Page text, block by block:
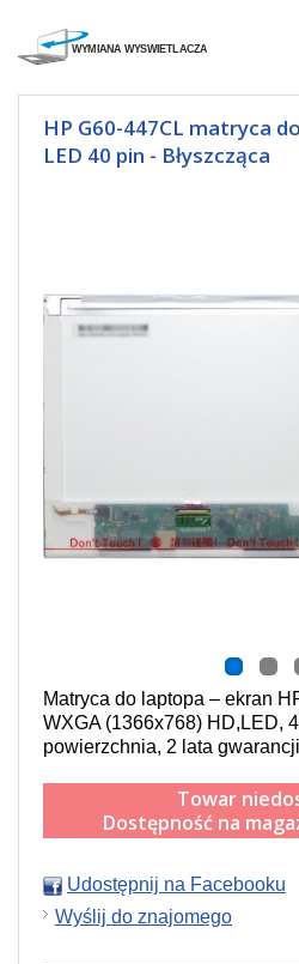
HP G60-447CL matryca
LED 40 pin - Błyszcząca
Matryca do laptopa – ekran
WXGA (1366x768) HD,LED,
powierzchnia, 2 lata gwarancji
Towar
Dostępność na
Udostępnij na Facebooku
Wyślij do znajomego